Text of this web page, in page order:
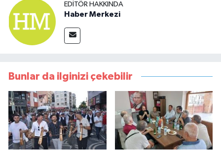
EDITÖR HAKKINDA
Haber Merkezi
Bunlar da ilginizi çekebilir